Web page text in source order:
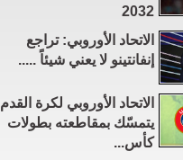
2032
الاتحاد الأوروبي: تراجع
إنفانتينو لا يعني شيئاً .....
الاتحاد الأوروبي لكرة القدم
يتمسّك بمقاطعته بطولات
كأس...